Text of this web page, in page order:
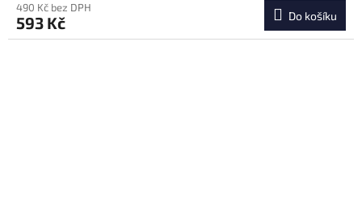
490 Kč bez DPH
593 Kč Do košíku